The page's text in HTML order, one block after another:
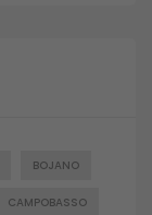
BOJANO
CAMPOBASSO